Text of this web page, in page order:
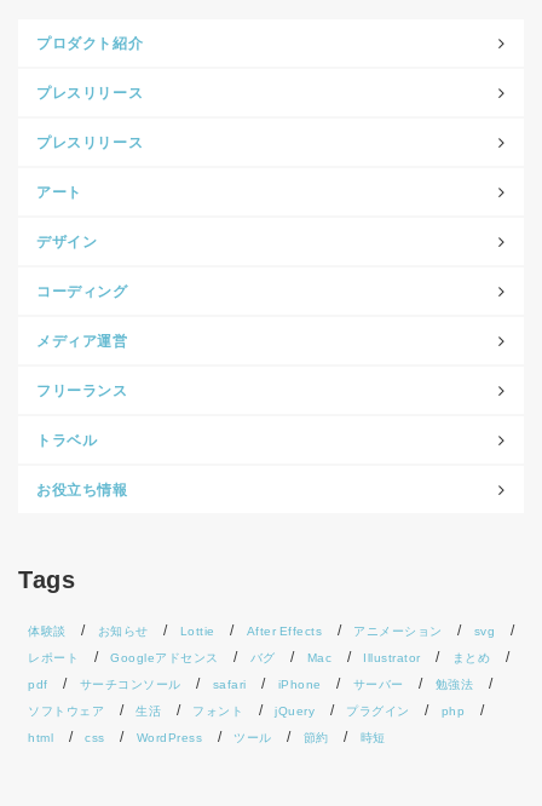
プロダクト紹介
プレスリリース
プレスリリース
アート
デザイン
コーディング
メディア運営
フリーランス
トラベル
お役立ち情報
Tags
体験談 お知らせ Lottie After Effects アニメーション
svg
レポート
Googleアドセンス バグ Mac Illustrator
まとめ
pdf
サーチコンソール safari iPhone サーバー
勉強法
ソフトウェア
生活 フォント jQuery プラグイン
php
html
css WordPress ツール 節約 時短